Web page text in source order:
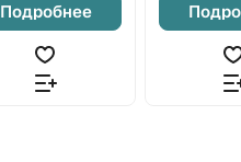
Подробнее